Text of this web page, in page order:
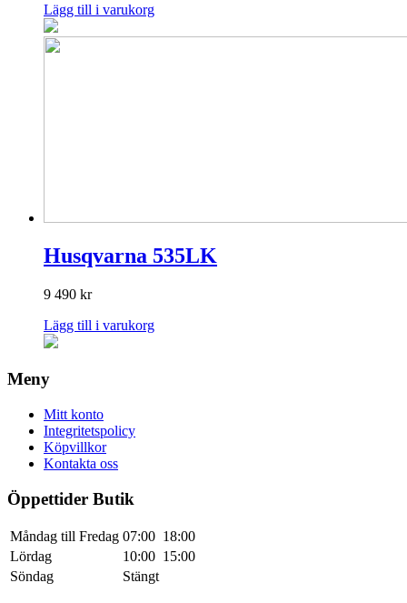
Lägg till i varukorg
Husqvarna 535LK
9 490 kr
Lägg till i varukorg
Meny
Mitt konto
Integritetspolicy
Köpvillkor
Kontakta oss
Öppettider Butik
Måndag till Fredag 07:00 18:00
Lördag
10:00 15:00
Söndag
Stängt